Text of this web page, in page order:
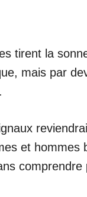
tirent la
mais par
et hommes
comprendre